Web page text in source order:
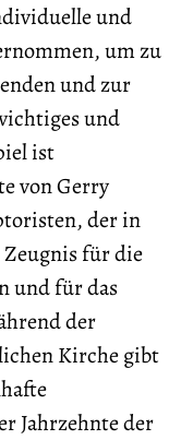
und
um zu
und zur
und
ist
von Gerry
der in
für die
und für das
der
Kirche gibt
Jahrzehnte der